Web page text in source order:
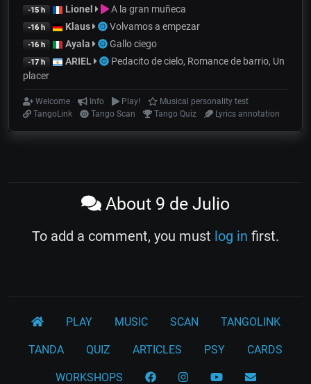
-15 h Lionel A la gran muñeca
-16 h Klaus Volvamos a empezar
-16 h Ayala Gallo ciego
-17 h ARIEL
Pedacito de cielo, Romance de barrio, Un
placer
Welcome Info Play!
Musical personality test
TangoLink
Tango Scan Tango Quiz Lyrics annotation
About 9 de Julio
To add a comment, you must log in first.
PLAY MUSIC SCAN TANGOLINK
TANDA QUIZ ARTICLES PSY CARDS
WORKSHOPS